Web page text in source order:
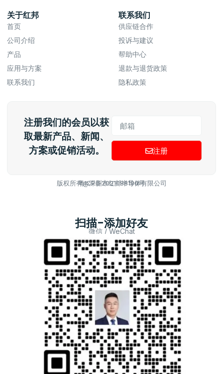
关于红邦
首页
公司介绍
产品
应用与方案
联系我们
联系我们
供应链合作
投诉与建议
帮助中心
退款与退货政策
隐私政策
注册我们的会员以获
取最新产品、新闻、
方案或促销活动。
注册
版权所有@深圳市红邦半导体有限公司
粤ICP备2021088196号
扫描-添加好友
微信 / WeChat